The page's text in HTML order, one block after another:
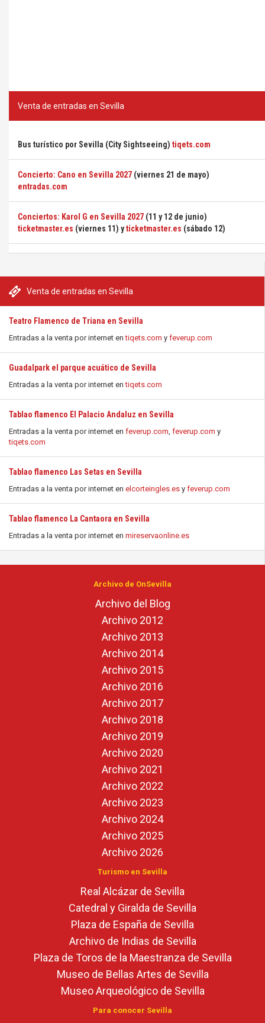
Venta de entradas en Sevilla
Teatro Flamenco de Triana en Sevilla
Entradas a la venta por internet entiqets.com y feverup.com
Guadalpark el parque acuático de Sevilla
Entradas a la venta por internet entiqets.com
Tablao flamenco El Palacio Andaluz en Sevilla
Entradas a la venta por internet en feverup.com, feverup.com y
tiqets.com
Tablao flamenco Las Setas en Sevilla
Entradas a la venta por internet en elcorteingles.es y feverup.com
Tablao flamenco La Cantaora en Sevilla
Entradas a la venta por internet en mireservaonline.es
Venta de entradas en Sevilla
Bus turístico por Sevilla (City Sightseeing) tiqets.com
Concierto: Cano en Sevilla 2027 (viernes 21 de mayo)
entradas.com
Conciertos: Karol G en Sevilla 2027 (11 y 12 de junio)
ticketmaster.es (viernes 11) yticketmaster.es (sábado 12)
Archivo de OnSevilla
Archivo del Blog
Archivo 2012
Archivo 2013
Archivo 2014
Archivo 2015
Archivo 2016
Archivo 2017
Archivo 2018
Archivo 2019
Archivo 2020
Archivo 2021
Archivo 2022
Archivo 2023
Archivo 2024
Archivo 2025
Archivo 2026
Turismo en Sevilla
Real Alcázar de Sevilla
Catedral y Giralda de Sevilla
Plaza de España de Sevilla
Archivo de Indias de Sevilla
Plaza de Toros de la Maestranza de Sevilla
Museo de Bellas Artes de Sevilla
Museo Arqueológico de Sevilla
Para conocer Sevilla